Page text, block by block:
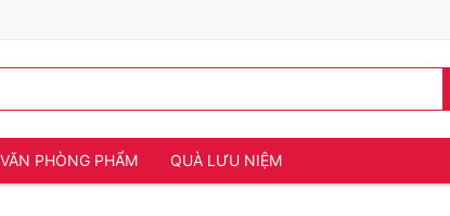
VĂN PHÒNG PHẨM QUÀ LƯU NIỆM